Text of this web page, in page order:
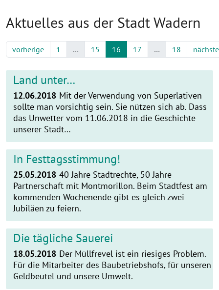
Aktuelles aus der Stadt Wadern
vorherige 1 … 15 16 17 … 18 nächste
Land unter…
12.06.2018 Mit der Verwendung von Superlativen
sollte man vorsichtig sein. Sie nützen sich ab. Dass
das Unwetter vom 11.06.2018 in die Geschichte
unserer Stadt…
In Festtagsstimmung!
25.05.2018 40 Jahre Stadtrechte, 50 Jahre
Partnerschaft mit Montmorillon. Beim Stadtfest am
kommenden Wochenende gibt es gleich zwei
Jubiläen zu feiern.
Die tägliche Sauerei
18.05.2018 Der Müllfrevel ist ein riesiges Problem.
Für die Mitarbeiter des Baubetriebshofs, für unseren
Geldbeutel und unsere Umwelt.